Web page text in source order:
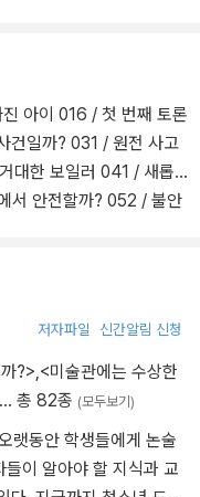
너지인지 논란을 정리
살펴본다. 4장에서는 원전
템을 대신할 수 있는 좋은
는 없는지 살펴본다. 5장
는 않는지 짚어 본다.
아이 016 / 첫 번째 토론
건일까? 031 / 원전 사고
대한 보일러 041 / 새롭
서 안전할까? 052 / 불안
막 080 / 발전 단가의 비
의 경제성에 대한 쟁점 105
지구 온난화를 막을까?
가 안전치일까? 124 / 피
보기 – 원전과 환경에 대
저자파일 신간알림 신청
?>,<미술관에는 수상한
… 총 82종 (모두보기)
랫동안 학생들에게 논술
이 알아야 할 지식과 교